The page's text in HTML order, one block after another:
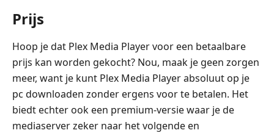
Prijs
Hoop je dat Plex Media Player voor een betaalbare
prijs kan worden gekocht? Nou, maak je geen zorgen
meer, want je kunt Plex Media Player absoluut op je
pc downloaden zonder ergens voor te betalen. Het
biedt echter ook een premium-versie waar je de
mediaserver zeker naar het volgende en